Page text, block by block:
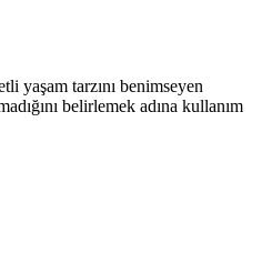
yaşam tarzını benimseyen
belirlemek adına kullanım